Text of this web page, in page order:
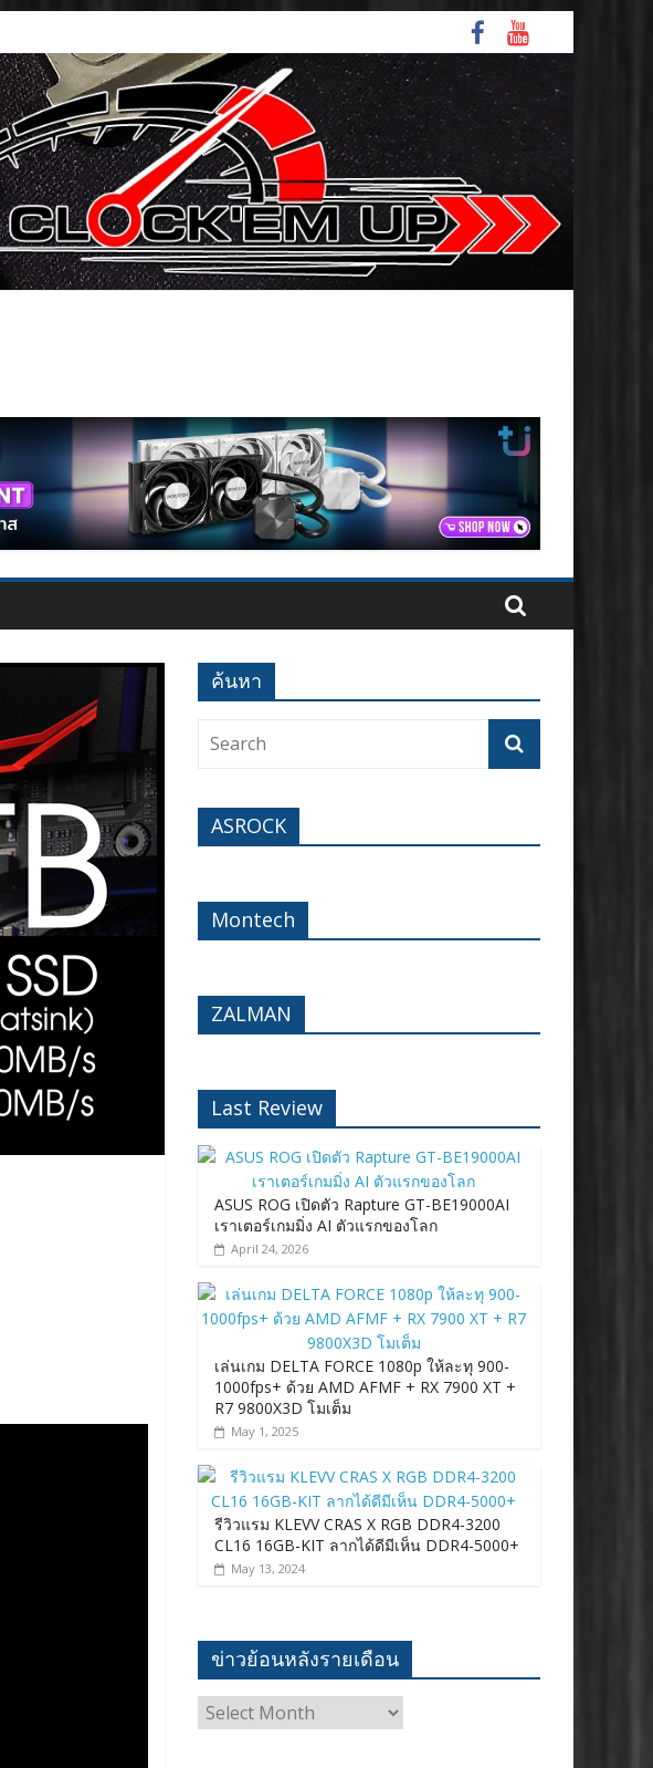
ค้นหา
ASROCK
Montech
ZALMAN
Last Review
ASUS ROG เปิดตัว Rapture GT-BE19000AI
เราเตอร์เกมมิ่ง AI ตัวแรกของโลก
April 24, 2026
เล่นเกม DELTA FORCE 1080p ให้ละทุ 900-
1000fps+ ด้วย AMD AFMF + RX 7900 XT +
R7 9800X3D โมเต็ม
May 1, 2025
รีวิวแรม KLEVV CRAS X RGB DDR4-3200
CL16 16GB-KIT ลากได้ดีมีเห็น DDR4-5000+
May 13, 2024
ข่าวย้อนหลังรายเดือน
ข่าว
ย้อน